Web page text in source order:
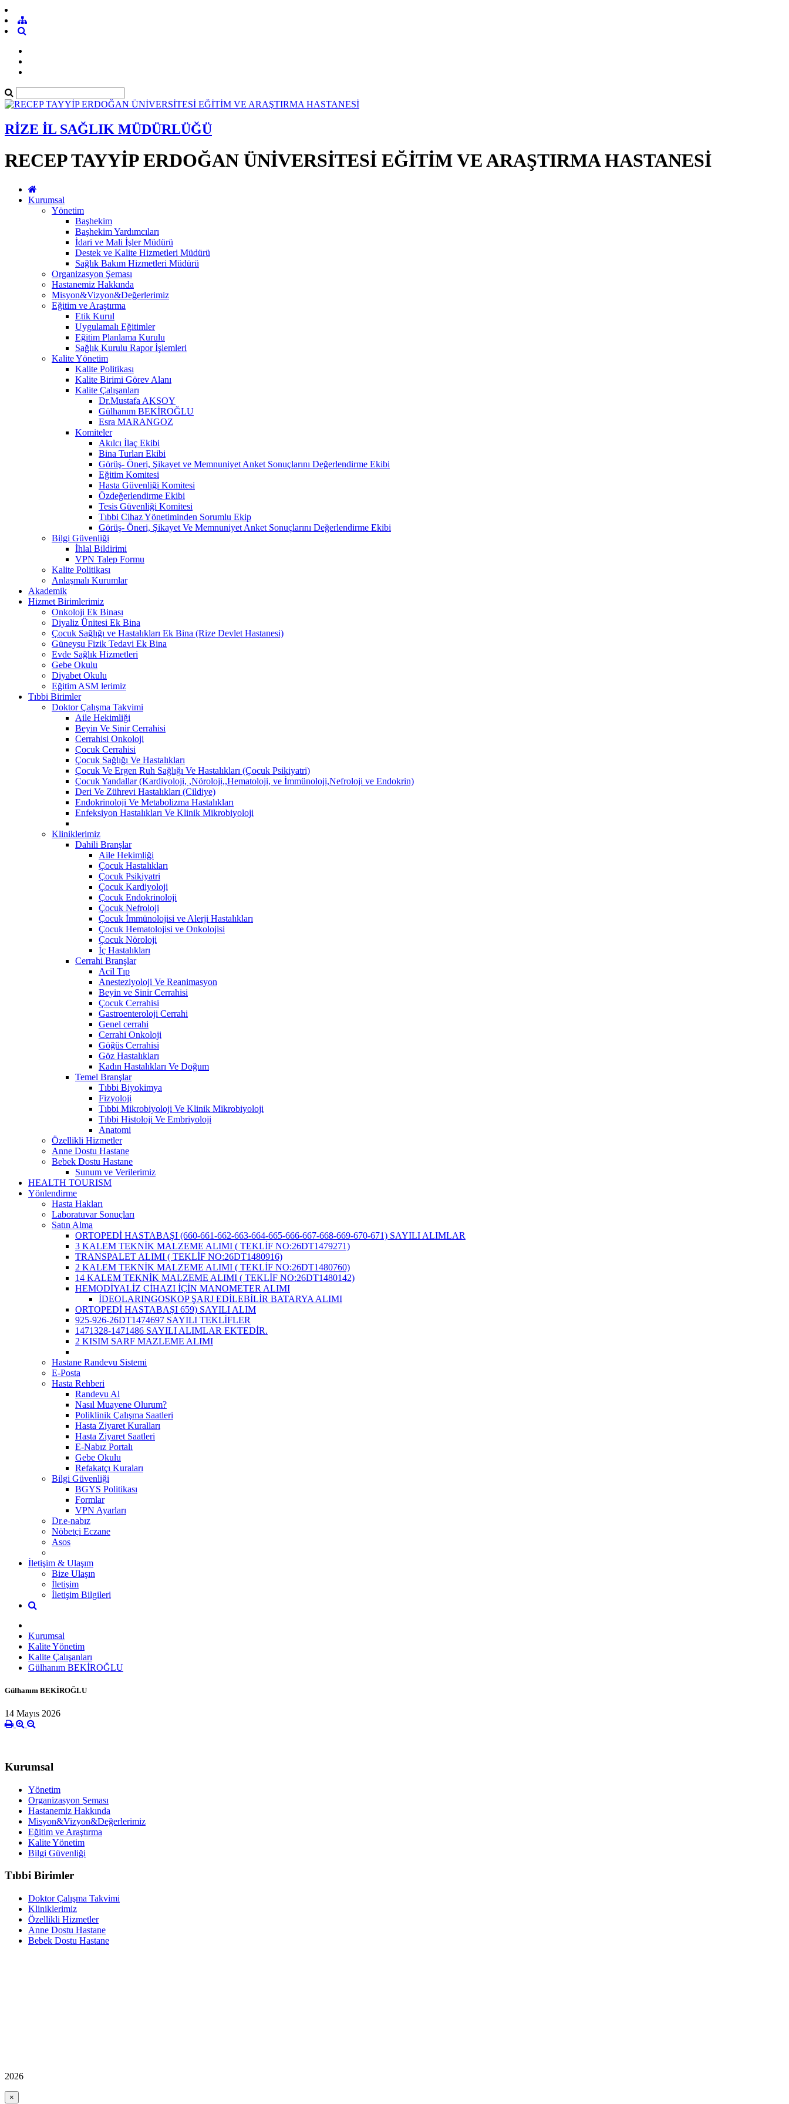
RİZE İL SAĞLIK MÜDÜRLÜĞÜ
RECEP TAYYİP ERDOĞAN ÜNİVERSİTESİ EĞİTİM VE ARAŞTIRMA HASTANESİ
Kurumsal
Yönetim
Başhekim
Başhekim Yardımcıları
İdari ve Mali İşler Müdürü
Destek ve Kalite Hizmetleri Müdürü
Sağlık Bakım Hizmetleri Müdürü
Organizasyon Şeması
Hastanemiz Hakkında
Misyon&Vizyon&Değerlerimiz
Eğitim ve Araştırma
Etik Kurul
Uygulamalı Eğitimler
Eğitim Planlama Kurulu
Sağlık Kurulu Rapor İşlemleri
Kalite Yönetim
Kalite Politikası
Kalite Birimi Görev Alanı
Kalite Çalışanları
Dr.Mustafa AKSOY
Gülhanım BEKİROĞLU
Esra MARANGOZ
Komiteler
Akılcı İlaç Ekibi
Bina Turları Ekibi
Görüş- Öneri, Şikayet ve Memnuniyet Anket Sonuçlarını Değerlendirme Ekibi
Eğitim Komitesi
Hasta Güvenliği Komitesi
Özdeğerlendirme Ekibi
Tesis Güvenliği Komitesi
Tıbbi Cihaz Yönetiminden Sorumlu Ekip
Görüş- Öneri, Şikayet Ve Memnuniyet Anket Sonuçlarını Değerlendirme Ekibi
Bilgi Güvenliği
İhlal Bildirimi
VPN Talep Formu
Kalite Politikası
Anlaşmalı Kurumlar
Akademik
Hizmet Birimlerimiz
Onkoloji Ek Binası
Diyaliz Ünitesi Ek Bina
Çocuk Sağlığı ve Hastalıkları Ek Bina (Rize Devlet Hastanesi)
Güneysu Fizik Tedavi Ek Bina
Evde Sağlık Hizmetleri
Gebe Okulu
Diyabet Okulu
Eğitim ASM lerimiz
Tıbbi Birimler
Doktor Çalışma Takvimi
Aile Hekimliği
Beyin Ve Sinir Cerrahisi
Cerrahisi Onkoloji
Çocuk Cerrahisi
Çocuk Sağlığı Ve Hastalıkları
Çocuk Ve Ergen Ruh Sağlığı Ve Hastalıkları (Çocuk Psikiyatri)
Çocuk Yandallar (Kardiyoloji, ,Nöroloji,,Hematoloji, ve İmmünoloji,Nefroloji ve Endokrin)
Deri Ve Zührevi Hastalıkları (Cildiye)
Endokrinoloji Ve Metabolizma Hastalıkları
Enfeksiyon Hastalıkları Ve Klinik Mikrobiyoloji
Kliniklerimiz
Dahili Branşlar
Aile Hekimliği
Çocuk Hastalıkları
Çocuk Psikiyatri
Çocuk Kardiyoloji
Çocuk Endokrinoloji
Çocuk Nefroloji
Çocuk İmmünolojisi ve Alerji Hastalıkları
Çocuk Hematolojisi ve Onkolojisi
Çocuk Nöroloji
İç Hastalıkları
Cerrahi Branşlar
Acil Tıp
Anesteziyoloji Ve Reanimasyon
Beyin ve Sinir Cerrahisi
Çocuk Cerrahisi
Gastroenteroloji Cerrahi
Genel cerrahi
Cerrahi Onkoloji
Göğüs Cerrahisi
Göz Hastalıkları
Kadın Hastalıkları Ve Doğum
Temel Branşlar
Tıbbi Biyokimya
Fizyoloji
Tıbbi Mikrobiyoloji Ve Klinik Mikrobiyoloji
Tıbbi Histoloji Ve Embriyoloji
Anatomi
Özellikli Hizmetler
Anne Dostu Hastane
Bebek Dostu Hastane
Sunum ve Verilerimiz
HEALTH TOURISM
Yönlendirme
Hasta Hakları
Laboratuvar Sonuçları
Satın Alma
ORTOPEDİ HASTABAŞI (660-661-662-663-664-665-666-667-668-669-670-671) SAYILI ALIMLAR
3 KALEM TEKNİK MALZEME ALIMI ( TEKLİF NO:26DT1479271)
TRANSPALET ALIMI ( TEKLİF NO:26DT1480916)
2 KALEM TEKNİK MALZEME ALIMI ( TEKLİF NO:26DT1480760)
14 KALEM TEKNİK MALZEME ALIMI ( TEKLİF NO:26DT1480142)
HEMODİYALİZ CİHAZI İÇİN MANOMETER ALIMI
İDEOLARINGOSKOP ŞARJ EDİLEBİLİR BATARYA ALIMI
ORTOPEDİ HASTABAŞI 659) SAYILI ALIM
925-926-26DT1474697 SAYILI TEKLİFLER
1471328-1471486 SAYILI ALIMLAR EKTEDİR.
2 KISIM SARF MAZLEME ALIMI
Hastane Randevu Sistemi
E-Posta
Hasta Rehberi
Randevu Al
Nasıl Muayene Olurum?
Poliklinik Çalışma Saatleri
Hasta Ziyaret Kuralları
Hasta Ziyaret Saatleri
E-Nabız Portalı
Gebe Okulu
Refakatçı Kuraları
Bilgi Güvenliği
BGYS Politikası
Formlar
VPN Ayarları
Dr.e-nabız
Nöbetçi Eczane
Asos
İletişim & Ulaşım
Bize Ulaşın
İletişim
İletişim Bilgileri
Kurumsal
Kalite Yönetim
Kalite Çalışanları
Gülhanım BEKİROĞLU
Gülhanım BEKİROĞLU
14 Mayıs 2026
Kurumsal
Yönetim
Organizasyon Şeması
Hastanemiz Hakkında
Misyon&Vizyon&Değerlerimiz
Eğitim ve Araştırma
Kalite Yönetim
Bilgi Güvenliği
Tıbbi Birimler
Doktor Çalışma Takvimi
Kliniklerimiz
Özellikli Hizmetler
Anne Dostu Hastane
Bebek Dostu Hastane
2026
×